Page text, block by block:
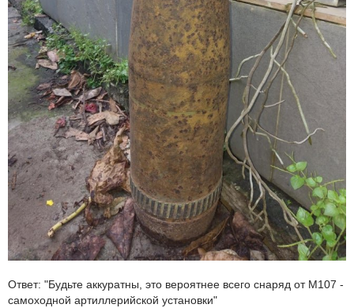
Ответ: "Будьте аккуратны, это вероятнее всего снаряд от М107 -
самоходной артиллерийской установки"